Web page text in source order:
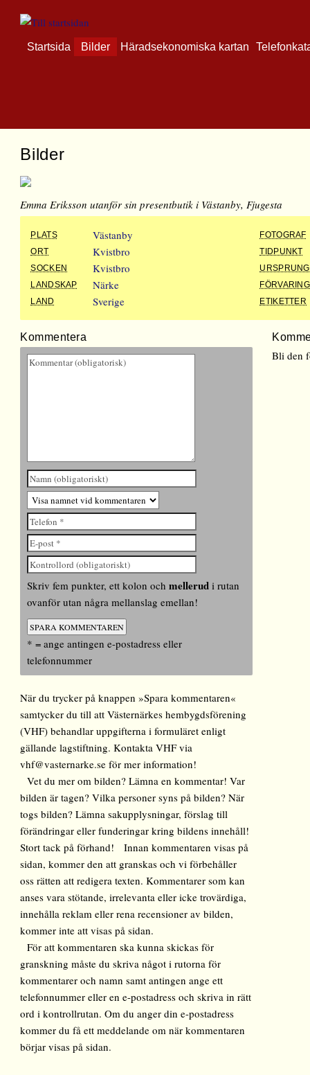
Startsida Bilder Häradsekonomiska kartan
Bilder
Emma Eriksson utanför sin presentbutik i Västanby, Fjugesta
PLATS Västanby
FOTOGRAF
ORT
Kvistbro
TIDPUNKT
SOCKEN
Kvistbro
URSPRUNG
LANDSKAP
Närke
FÖRVARING
LAND
Sverige ETIKETTER
Kommentera
Skriv fem punkter, ett kolon ochmellerud i rutan
ovanför utan några mellanslag emellan!
* = ange antingen e-postadress eller
telefonnummer
När du trycker på knappen »Spara kommentaren«
samtycker du till att Västernärkes hembygdsförening
(VHF) behandlar uppgifterna i formuläret enligt
gällande lagstiftning. Kontakta VHF via
vhf@vasternarke.se för mer information!
Vet du mer om bilden? Lämna en kommentar! Var
bilden är tagen? Vilka personer syns på bilden? När
togs bilden? Lämna sakupplysningar, förslag till
förändringar eller funderingar kring bildens innehåll!
Stort tack på förhand! Innan kommentaren visas på
sidan, kommer den att granskas och vi förbehåller
oss rätten att redigera texten. Kommentarer som kan
anses vara stötande, irrelevanta eller icke trovärdiga,
innehålla reklam eller rena recensioner av bilden,
kommer inte att visas på sidan.
För att kommentaren ska kunna skickas för
granskning måste du skriva något i rutorna för
kommentarer och namn samt antingen ange ett
telefonnummer eller en e-postadress och skriva in rätt
ord i kontrollrutan. Om du anger din e-postadress
kommer du få ett meddelande om när kommentaren
börjar visas på sidan.
Bli den